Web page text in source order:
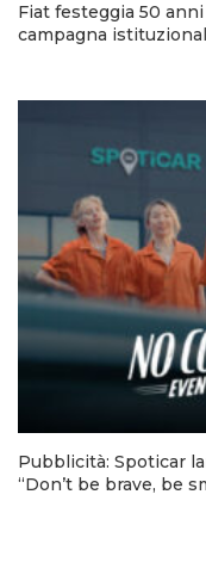
Fiat festeggia 50
campagna
Pubblicità: Spoticar
“Don’t be brave, be